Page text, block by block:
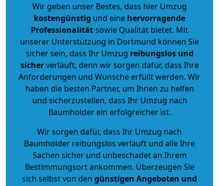
Wir geben unser Bestes, dass hier Umzug
kostengünstig und eine hervorragende
Professionalitätsowie Qualität bietet. Mit
unserer Unterstützung in Dortmund können Sie
sicher sein, dass Ihr Umzug reibungslos und
sicherverläuft, denn wir sorgen dafür, dass Ihre
Anforderungen und Wünsche erfüllt werden. Wir
haben die besten Partner, um Ihnen zu helfen
und sicherzustellen, dass Ihr Umzug nach
Baumholder ein erfolgreicher ist.
Wir sorgen dafür, dass Ihr Umzug nach
Baumholder reibungslos verläuft und alle Ihre
Sachen sicher und unbeschadet an Ihrem
Bestimmungsort ankommen. Überzeugen Sie
sich selbst von den günstigen Angeboten und